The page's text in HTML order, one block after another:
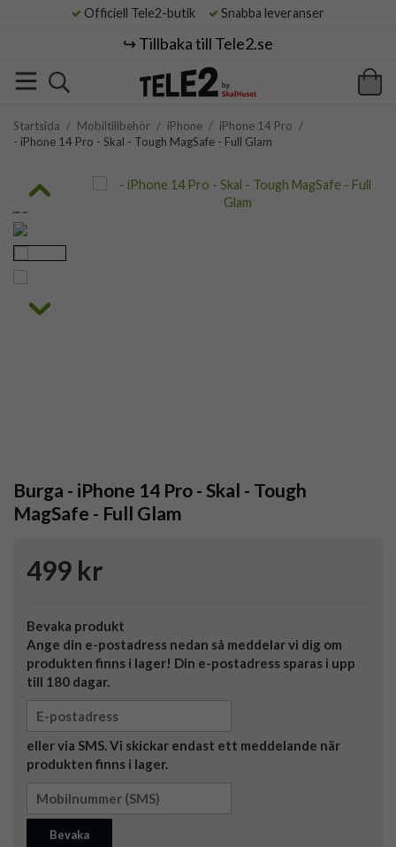
Officiell Tele2-butik Snabba leveranser
↪️ Tillbaka till Tele2.se
Startsida / Mobiltillbehör / iPhone / iPhone 14 Pro /
- iPhone 14 Pro - Skal - Tough MagSafe - Full Glam
Burga - iPhone 14 Pro - Skal - Tough
MagSafe - Full Glam
499 kr
Bevaka produkt
Ange din e-postadress nedan så meddelar vi dig om
produkten finns i lager! Din e-postadress sparas i upp
till 180 dagar.
eller via SMS. Vi skickar endast ett meddelande när
produkten finns i lager.
Bevaka